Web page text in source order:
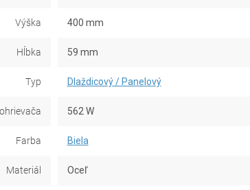
Výška 400 mm
Hĺbka 59 mm
Typ Dlaždicový / Panelový
562 W
Farba Biela
Materiál Oceľ